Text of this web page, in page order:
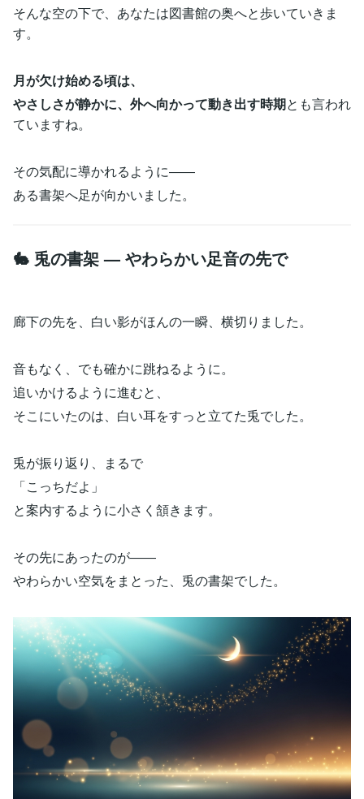
そんな空の下で、あなたは図書館の奥へと歩いていきま
す。
月が欠け始める頃は、
やさしさが静かに、外へ向かって動き出す時期とも言われ
ていますね。
その気配に導かれるように――
ある書架へ足が向かいました。
🐇 兎の書架 — やわらかい足音の先で
廊下の先を、白い影がほんの一瞬、横切りました。
音もなく、でも確かに跳ねるように。
追いかけるように進むと、
そこにいたのは、白い耳をすっと立てた兎でした。
兎が振り返り、まるで
「こっちだよ」
と案内するように小さく頷きます。
その先にあったのが――
やわらかい空気をまとった、兎の書架でした。